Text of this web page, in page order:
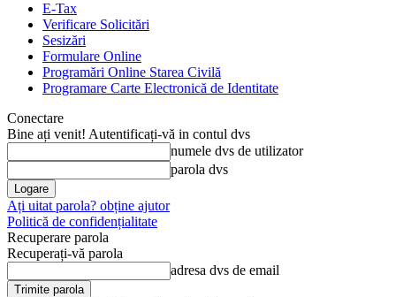
E-Tax
Verificare Solicitări
Sesizări
Formulare Online
Programări Online Starea Civilă
Programare Carte Electronică de Identitate
Conectare
Bine ați venit! Autentificați-vă in contul dvs
numele dvs de utilizator
parola dvs
Ați uitat parola? obține ajutor
Politică de confidențialitate
Recuperare parola
Recuperați-vă parola
adresa dvs de email